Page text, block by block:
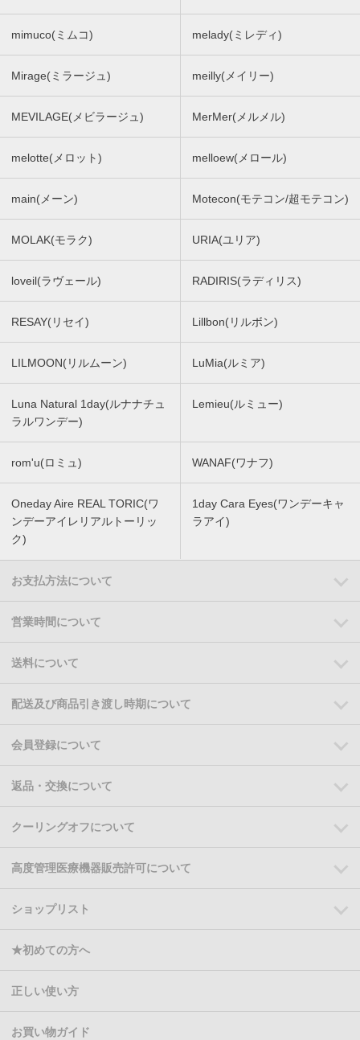
mimuco(ミムコ) melady(ミレディ)
Mirage(ミラージュ) meilly(メイリー)
MEVILAGE(メビラージュ) MerMer(メルメル)
melotte(メロット) melloew(メロール)
main(メーン) Motecon(モテコン/超モテコン)
MOLAK(モラク) URIA(ユリア)
loveil(ラヴェール) RADIRIS(ラディリス)
RESAY(リセイ) Lillbon(リルボン)
LILMOON(リルムーン) LuMia(ルミア)
Luna Natural 1day(ルナナチュ
ラルワンデー)
Lemieu(ルミュー)
rom'u(ロミュ) WANAF(ワナフ)
Oneday Aire REAL TORIC(ワ
ンデーアイレリアルトーリッ
ク)
1day Cara Eyes(ワンデーキャ
ラアイ)
お支払方法について
営業時間について
送料について
配送及び商品引き渡し時期について
会員登録について
返品・交換について
クーリングオフについて
高度管理医療機器販売許可について
ショップリスト
★初めての方へ
正しい使い方
お買い物ガイド